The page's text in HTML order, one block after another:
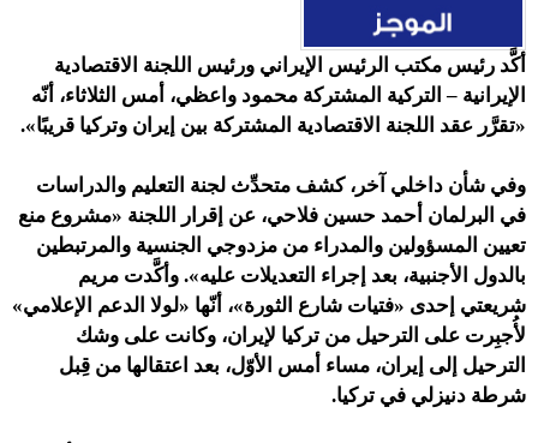
أكَّد رئيس مكتب الرئيس الإيراني ورئيس اللجنة الاقتصادية
الإيرانية – التركية المشتركة محمود واعظي، أمس الثلاثاء، أنّه
«تقرَّر عقد اللجنة الاقتصادية المشتركة بين إيران وتركيا قريبًا».
وفي شأن داخلي آخر،كشف متحدِّث لجنة التعليم والدراسات
في البرلمان أحمد حسين فلاحي، عن إقرار اللجنة «مشروع منع
تعيين المسؤولين والمدراء من مزدوجي الجنسية والمرتبطين
بالدول الأجنبية، بعد إجراء التعديلات عليه». وأكَّدت مريم
شريعتي إحدى «فتيات شارع الثورة»، أنّها «لولا الدعم الإعلامي»
لأُجبِرت على الترحيل من تركيا لإيران، وكانت على وشك
الترحيل إلى إيران، مساء أمس الأوّل، بعد اعتقالها من قِبل
شرطة دنيزلي في تركيا.